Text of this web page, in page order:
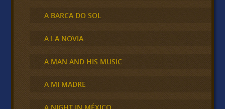
A BARCA DO SOL
A LA NOVIA
A MAN AND HIS MUSIC
A MI MADRE